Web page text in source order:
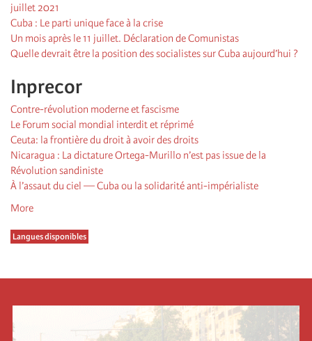
juillet 2021
Cuba : Le parti unique face à la crise
Un mois après le 11 juillet. Déclaration de Comunistas
Quelle devrait être la position des socialistes sur Cuba aujourd’hui ?
Inprecor
Contre-révolution moderne et fascisme
Le Forum social mondial interdit et réprimé
Ceuta: la frontière du droit à avoir des droits
Nicaragua : La dictature Ortega-Murillo n’est pas issue de la
Révolution sandiniste
À l’assaut du ciel — Cuba ou la solidarité anti-impérialiste
More
Langues disponibles